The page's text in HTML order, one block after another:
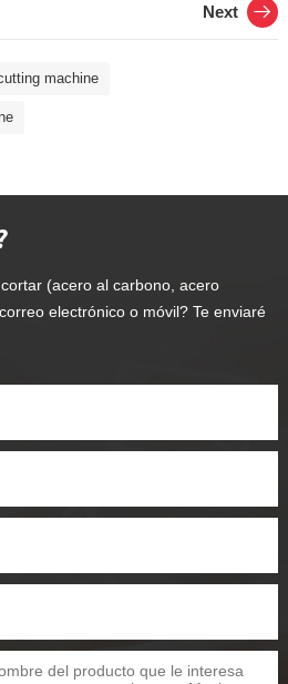
Next
machine
(acero al carbono, acero
electrónico o móvil? Te enviaré